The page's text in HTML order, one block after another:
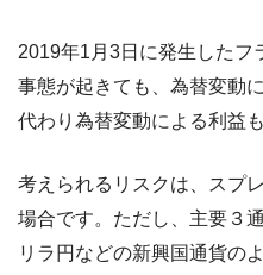
2019年1月3日に発生したフ
事態が起きても、為替変動
代わり為替変動による利益
考えられるリスクは、スプ
場合です。ただし、主要３
リラ円などの新興国通貨の